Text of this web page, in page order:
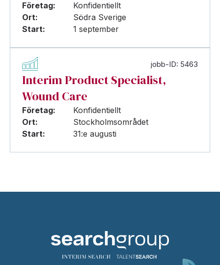
Företag:
Konfidentiellt
Ort:
Södra Sverige
Start:
1 september
jobb-ID: 5463
Interim Product Specialist,
Wound Care
Företag:
Konfidentiellt
Ort:
Stockholmsområdet
Start:
31:e augusti